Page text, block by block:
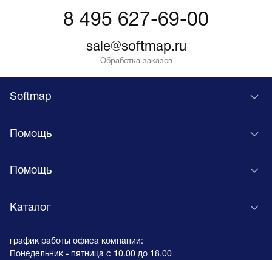
8 495 627-69-00
sale@softmap.ru
Обработка заказов
Softmap
Помощь
Помощь
Каталог
график работы офиса компании:
Понедельник - пятница с 10.00 до 18.00